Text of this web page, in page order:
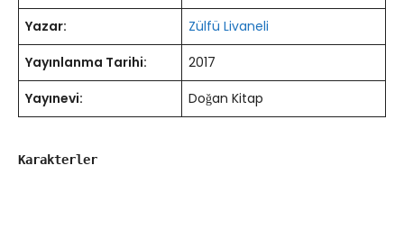
Yazar:
Zülfü Livaneli
Yayınlanma Tarihi:
2017
Yayınevi:
Doğan Kitap
Karakterler